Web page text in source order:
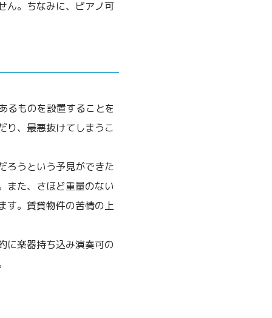
ん。ちなみに、ピアノ可
るものを設置することを
り、最悪抜けてしまうこ
ろうという予見ができた
また、さほど重量のない
す。賃貸物件の苦情の上
に楽器持ち込み演奏可の